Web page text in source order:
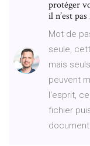
protéger
il n’est
Mot de
seule,
mais
peuvent
l'esprit,
fichier
document.